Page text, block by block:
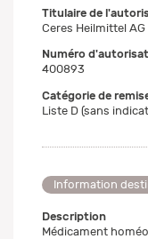
Titulaire de
Ceres Heilmittel AG
Numéro
400893
Catégorie de
Liste D (sans
Information
Description
Médicament